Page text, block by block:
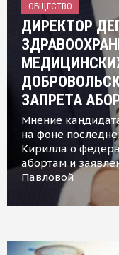
ОБЩЕСТВО
ДИРЕКТОР
ЗАПРЕТА
Мнение
на фоне
Кирилла о
абортам и
Павловой